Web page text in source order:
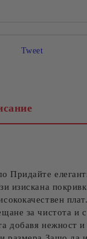
Tweet
Придайте
изискана
за чистота и
добавя нежност